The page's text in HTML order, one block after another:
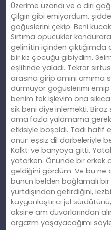
Üzerime uzandı ve o diri
Çılgın gibi emiyordum.
göğüslerini çekip. Beni
Sırtıma öpücükler
gelinlitin içinden
bir kız çocuğu gibiydim.
eşlitinde yaladı. Tekrar
arasına girip amını
durmuyor göğüslerimi emip
benim tek işlevim ona
sik beni diye inlemekti. Biraz
ama fazla yalamama
etkisiyle boşaldı. Tadı hafif
onun eşsiz dil darbeleriyle
Kalktı ve banyoya gitti.
yatarken. Önünde bir erkek
geldiğini gördüm. Ve bu ne
bunun belden bağlamalı
yurtdışından getirdiğini,
kayganlaştırıcı jel
aksine am duvarlarından
orgazm yaşayacağımı